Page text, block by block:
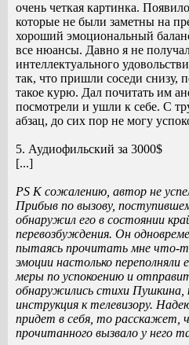
очень четкая картинка.
которые не были заметны на
хороший эмоциональный
все нюансы. Давно я не
интеллектуального
так, что пришли соседи снизу,
такое курю. Дал почитать им
посмотрели и ушли к себе. С
абзац, до сих пор не могу
5. Аудиофильский за 3000$
[...]
PS К сожалению, автор не
Прибыв по вызову,
обнаружил его в состоянии
перевозбуждения. Он
пытаясь прочитать мне что-
эмоции настолько
меры по успокоению и
обнаружились стихи Пушкина,
инструкция к телевизору.
придет в себя, то расскажет,
прочитанного вызвало у него